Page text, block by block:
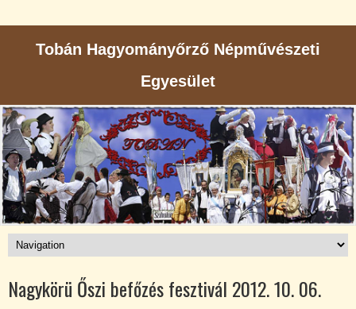
Tobán Hagyományőrző Népművészeti
Egyesület
Nagykörü Őszi befőzés fesztivál 2012. 10. 06.